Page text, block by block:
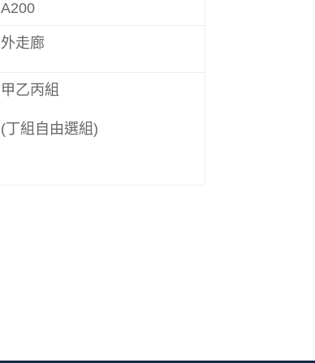
A200
外走廊
甲乙丙組
(丁組自由選組)